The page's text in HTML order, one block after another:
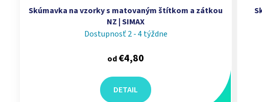
Skúmavka na vzorky s matovaným štítkom a zátkou
NZ | SIMAX
Dostupnosť 2 - 4 týždne
od€4,80
DETAIL